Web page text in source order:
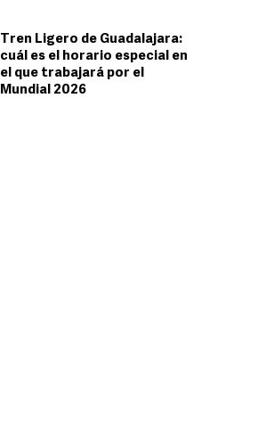
Tren Ligero de Guadalajara:
cuál es el horario especial en
el que trabajará por el
Mundial 2026